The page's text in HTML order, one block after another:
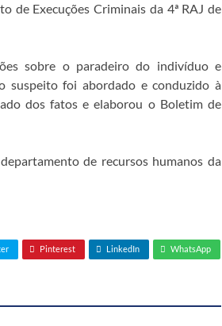
de Execuções Criminais da 4ª RAJ de
sobre o paradeiro do indivíduo e
suspeito foi abordado e conduzido à
dos fatos e elaborou o Boletim de
de recursos humanos da
Pinterest LinkedIn WhatsApp